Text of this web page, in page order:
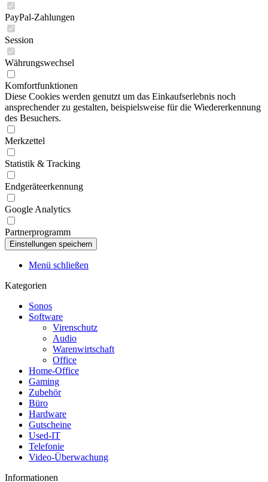
PayPal-Zahlungen
Session
Währungswechsel
Komfortfunktionen
Diese Cookies werden genutzt um das Einkaufserlebnis noch
ansprechender zu gestalten, beispielsweise für die Wiedererkennung
des Besuchers.
Merkzettel
Statistik & Tracking
Endgeräteerkennung
Google Analytics
Partnerprogramm
Menü schließen
Kategorien
Sonos
Software
Virenschutz
Audio
Warenwirtschaft
Office
Home-Office
Gaming
Zubehör
Büro
Hardware
Gutscheine
Used-IT
Telefonie
Video-Überwachung
Informationen